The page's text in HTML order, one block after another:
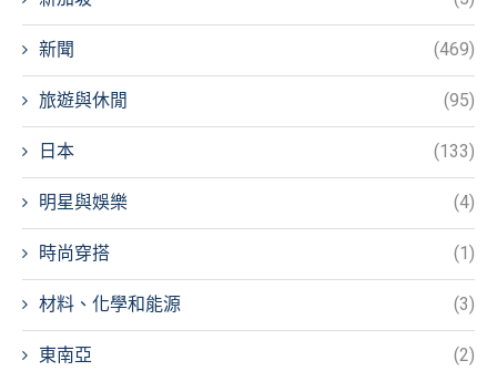
新聞 (469)
旅遊與休閒 (95)
日本 (133)
明星與娛樂 (4)
時尚穿搭 (1)
材料、化學和能源 (3)
東南亞 (2)